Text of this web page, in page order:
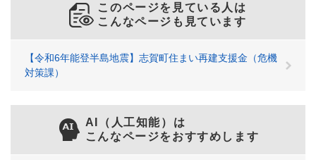
このページを見ている人は
こんなページも見ています
【令和6年能登半島地震】志賀町住まい再建支援金（危機
対策課）
AI（人工知能）は
こんなページをおすすめします